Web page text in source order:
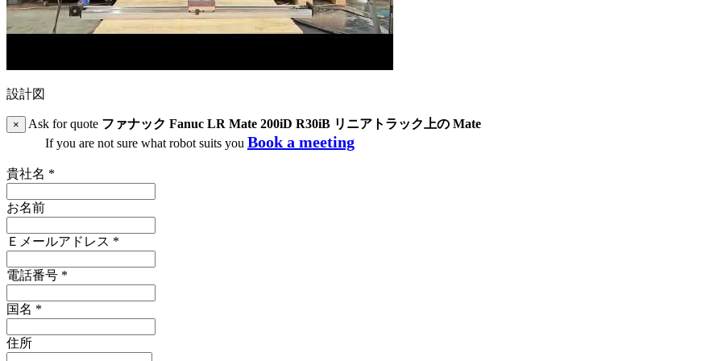
設計図
× Ask for quote ファナック Fanuc LR Mate 200iD R30iB リニアトラック上の Mate
If you are not sure what robot suits you Book a meeting
貴社名 *
お名前
Ｅメールアドレス *
電話番号 *
国名 *
住所